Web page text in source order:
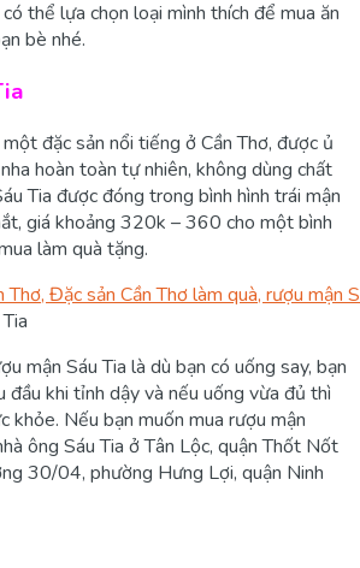
thể lựa chọn loại mình thích để mua ăn
bè nhé.
đặc sản nổi tiếng ở Cần Thơ, được ủ
hoàn toàn tự nhiên, không dùng chất
Tia được đóng trong bình hình trái mận
giá khoảng 320k – 360 cho một bình
làm quà tặng.
mận Sáu Tia là dù bạn có uống say, bạn
đầu khi tỉnh dậy và nếu uống vừa đủ thì
khỏe. Nếu bạn muốn mua rượu mận
ông Sáu Tia ở Tân Lộc, quận Thốt Nốt
30/04, phường Hưng Lợi, quận Ninh